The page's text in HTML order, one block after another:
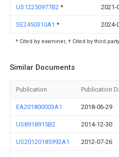
US12250977B2 * 2021-
SE2450310A1 * 2024-
* Cited by examiner, † Cited by third
Similar Documents
Publication Publication
EA201800003A1 2018-06-29
US8918915B2 2014-12-30
US20120185992A1 2012-07-26